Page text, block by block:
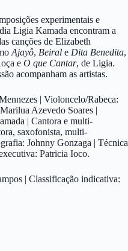
experimentais e
Ligia Kamada encontram a
canções de Elizabeth
Ajayô, Beiral e Dita Benedita,
e O que Cantar, de Ligia.
acompanham as artistas.
| Violoncelo/Rabeca:
Azevedo Soares |
| Cantora e multi-
saxofonista, multi-
Johnny Gonzaga | Técnica
Patricia Ioco.
| Classificação indicativa: